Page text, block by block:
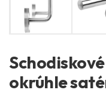
okrúhle